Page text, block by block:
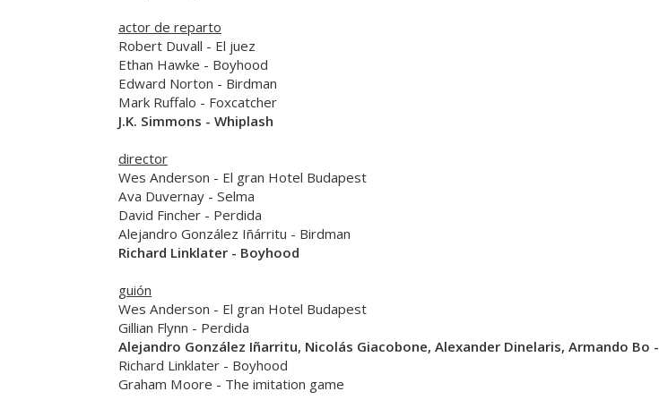
actor de reparto
Robert Duvall - El juez
Ethan Hawke - Boyhood
Edward Norton - Birdman
Mark Ruffalo - Foxcatcher
J.K. Simmons - Whiplash
director
Wes Anderson - El gran Hotel Budapest
Ava Duvernay - Selma
David Fincher - Perdida
Alejandro González Iñárritu - Birdman
Richard Linklater - Boyhood
guión
Wes Anderson - El gran Hotel Budapest
Gillian Flynn - Perdida
Alejandro González Iñarritu, Nicolás Giacobone, Alexander Dinelaris, Armando Bo -
Richard Linklater - Boyhood
Graham Moore - The imitation game